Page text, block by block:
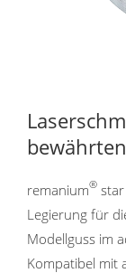
remanium®
Legierung für
Modellguss im
Kompatibel mit